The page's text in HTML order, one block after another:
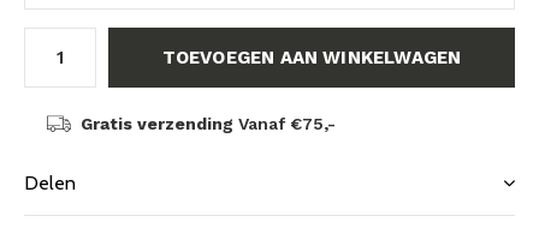
TOEVOEGEN AAN WINKELWAGEN
Gratis verzending Vanaf €75,-
Delen